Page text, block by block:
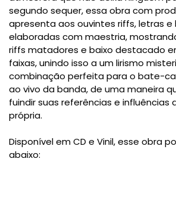
segundo sequer, essa obra com
apresenta aos ouvintes riffs, letras e
elaboradas com maestria,
riffs matadores e baixo destacado
faixas, unindo isso a um lirismo
combinação perfeita para o bate-
ao vivo da banda, de uma maneira
fuindir suas referências e influências
própria.
Disponível em CD e Vinil, esse obra
abaixo: